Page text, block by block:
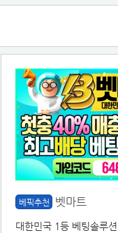
베픽추천 벳마트
대한민국 1등 베팅솔루션